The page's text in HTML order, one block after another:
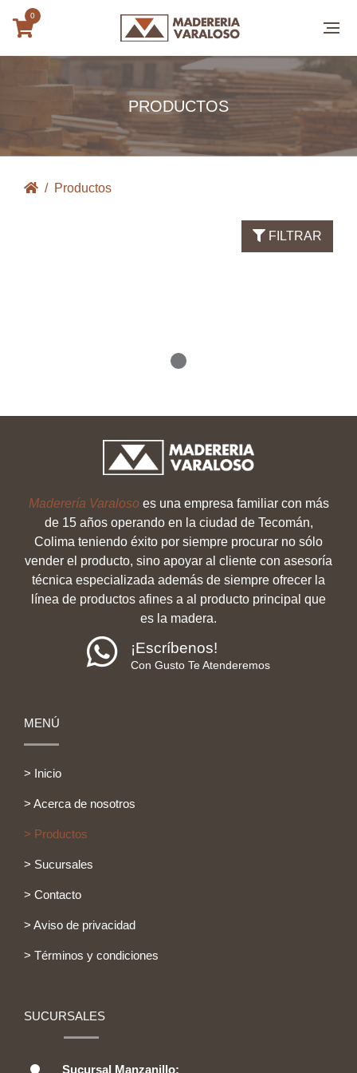
0
PRODUCTOS
Productos
FILTRAR
Loading...
Maderería Varalosoes una empresa familiar con más
de 15 años operando en la ciudad de Tecomán,
Colima teniendo éxito por siempre procurar no sólo
vender el producto, sino apoyar al cliente con asesoría
técnica especializada además de siempre ofrecer la
línea de productos afines a al producto principal que
es la madera.
¡Escríbenos!
Con Gusto Te Atenderemos
MENÚ
> Inicio
> Acerca de nosotros
> Productos
> Sucursales
> Contacto
> Aviso de privacidad
> Términos y condiciones
SUCURSALES
Sucursal Manzanillo: